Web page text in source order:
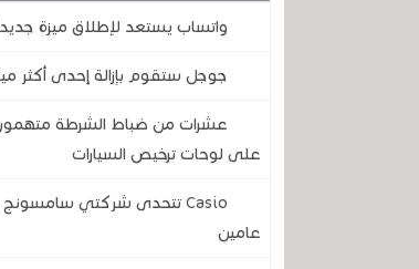
واتساب يستعد لإطلاق ميزة
جوجل ستقوم بإزالة إحدى أكثر
عشرات من ضباط الشرطة متهمون
على لوحات ترخيص السيارات
عامين